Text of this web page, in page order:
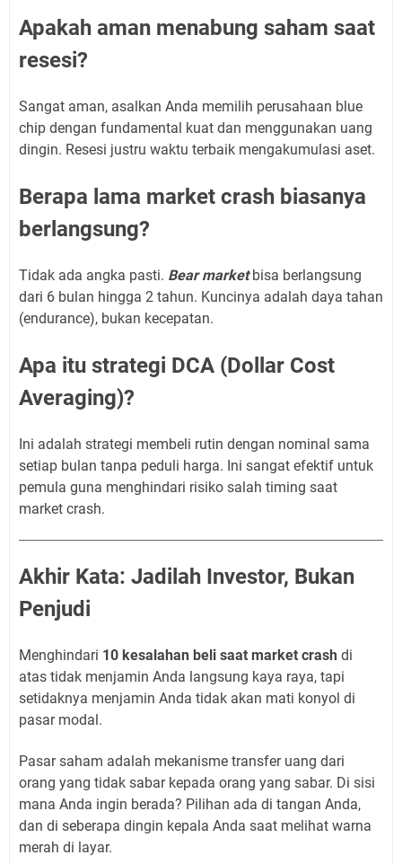
Apakah aman menabung saham saat
resesi?
Sangat aman, asalkan Anda memilih perusahaan blue
chip dengan fundamental kuat dan menggunakan uang
dingin. Resesi justru waktu terbaik mengakumulasi aset.
Berapa lama market crash biasanya
berlangsung?
Tidak ada angka pasti. Bear marketbisa berlangsung
dari 6 bulan hingga 2 tahun. Kuncinya adalah daya tahan
(endurance), bukan kecepatan.
Apa itu strategi DCA (Dollar Cost
Averaging)?
Ini adalah strategi membeli rutin dengan nominal sama
setiap bulan tanpa peduli harga. Ini sangat efektif untuk
pemula guna menghindari risiko salah timing saat
market crash.
Akhir Kata: Jadilah Investor, Bukan
Penjudi
Menghindari 10 kesalahan beli saat market crash di
atas tidak menjamin Anda langsung kaya raya, tapi
setidaknya menjamin Anda tidak akan mati konyol di
pasar modal.
Pasar saham adalah mekanisme transfer uang dari
orang yang tidak sabar kepada orang yang sabar. Di sisi
mana Anda ingin berada? Pilihan ada di tangan Anda,
dan di seberapa dingin kepala Anda saat melihat warna
merah di layar.